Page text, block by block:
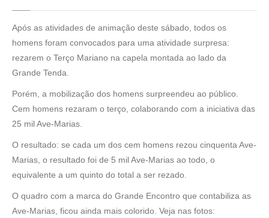
Após as atividades de animação deste sábado, todos os
homens foram convocados para uma atividade surpresa:
rezarem o Terço Mariano na capela montada ao lado da
Grande Tenda.
Porém, a mobilização dos homens surpreendeu ao público.
Cem homens rezaram o terço, colaborando com a iniciativa das
25 mil Ave-Marias.
O resultado: se cada um dos cem homens rezou cinquenta Ave-
Marias, o resultado foi de 5 mil Ave-Marias ao todo, o
equivalente a um quinto do total a ser rezado.
O quadro com a marca do Grande Encontro que contabiliza as
Ave-Marias, ficou ainda mais colorido. Veja nas fotos: